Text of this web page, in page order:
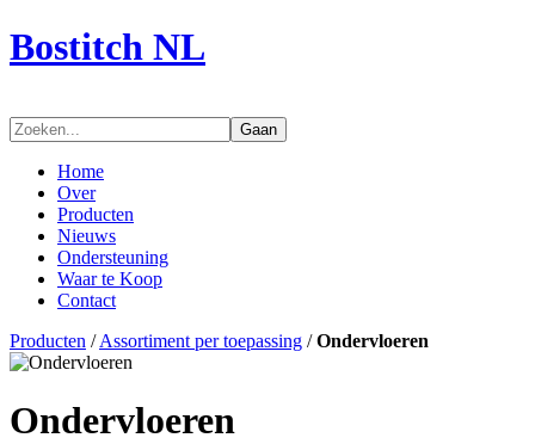
Bostitch NL
Gaan
Home
Over
Producten
Nieuws
Ondersteuning
Waar te Koop
Contact
Producten /Assortiment per toepassing /Ondervloeren
Ondervloeren